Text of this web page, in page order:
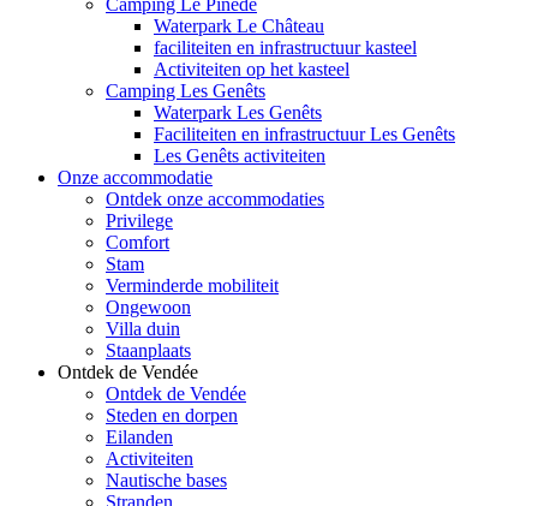
Camping Le Pinède
Waterpark Le Château
faciliteiten en infrastructuur kasteel
Activiteiten op het kasteel
Camping Les Genêts
Waterpark Les Genêts
Faciliteiten en infrastructuur Les Genêts
Les Genêts activiteiten
Onze accommodatie
Ontdek onze accommodaties
Privilege
Comfort
Stam
Verminderde mobiliteit
Ongewoon
Villa duin
Staanplaats
Ontdek de Vendée
Ontdek de Vendée
Steden en dorpen
Eilanden
Activiteiten
Nautische bases
Stranden